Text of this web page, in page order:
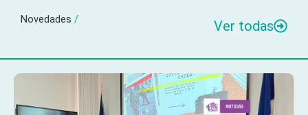
Novedades / Ver todas